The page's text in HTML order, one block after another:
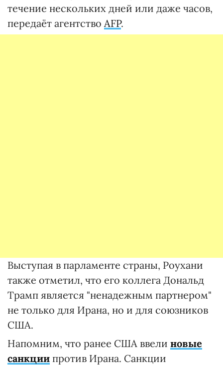
течение нескольких дней или даже часов,
передаёт агентство AFP.
Выступая в парламенте страны, Роухани
также отметил, что его коллега Дональд
Трамп является "ненадежным партнером"
не только для Ирана, но и для союзников
США.
Напомним, что ранее США ввели новые
санкции против Ирана. Санкции